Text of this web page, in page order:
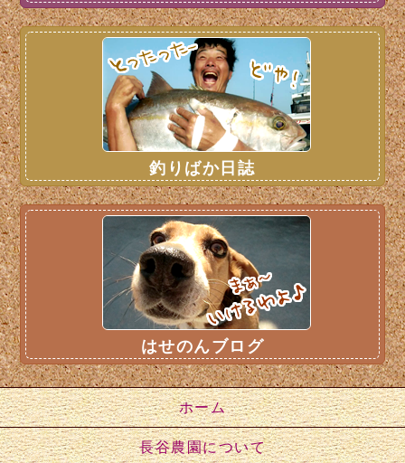
釣りばか日誌
はせのんブログ
ホーム
長谷農園について